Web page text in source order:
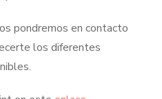
pondremos en contacto
los diferentes